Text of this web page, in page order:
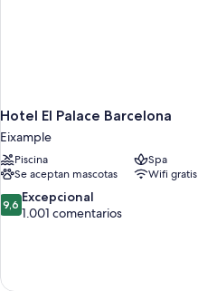
Hotel El Palace Barcelona
Eixample
Piscina
Spa
Se aceptan mascotas
Wifi gratis
9.6
sobre
9,6 Excepcional
1.001 comentarios